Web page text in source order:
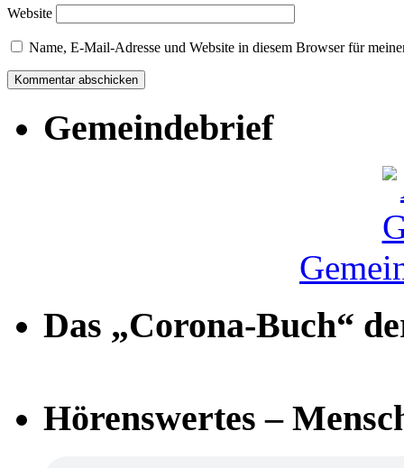
Website
Name, E-Mail-Adresse und Website in diesem Browser für
Gemeindebrief
Das „Corona-Buch“
Hörenswertes –